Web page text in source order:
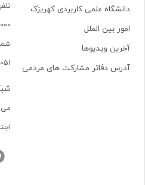
دانشگاه علمی کاربردی کهریزک
امور بین الملل
آخرین ویدیوها
آدرس دفاتر مشارکت های مردمی
0870-5029